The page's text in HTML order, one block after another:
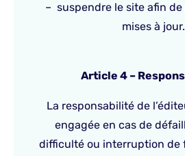
– suspendre le site afin
mises à jour.
Article 4 –
La responsabilité de
engagée en cas de
difficulté ou interruption de